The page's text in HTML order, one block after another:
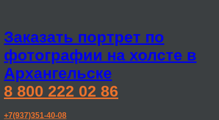
Заказать портрет по
фотографии на холсте в
Архангельске
8 800 222 02 86
+7(937)351-40-08